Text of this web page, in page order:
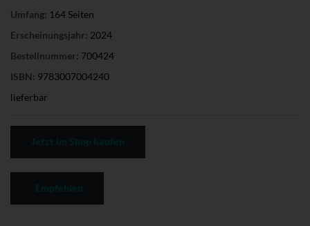
Umfang: 164 Seiten
Erscheinungsjahr: 2024
Bestellnummer: 700424
ISBN: 9783007004240
lieferbar